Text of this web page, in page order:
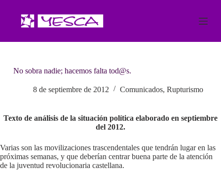
a
e
o
No sobra nadie; hacemos falta tod@s.
8 de septiembre de 2012 Comunicados, Rupturismo
Texto de análisis de la situación política elaborado en septiembre
del 2012.
Varias son las movilizaciones trascendentales que tendrán lugar en las
próximas semanas, y que deberían centrar buena parte de la atención
de la juventud revolucionaria castellana.